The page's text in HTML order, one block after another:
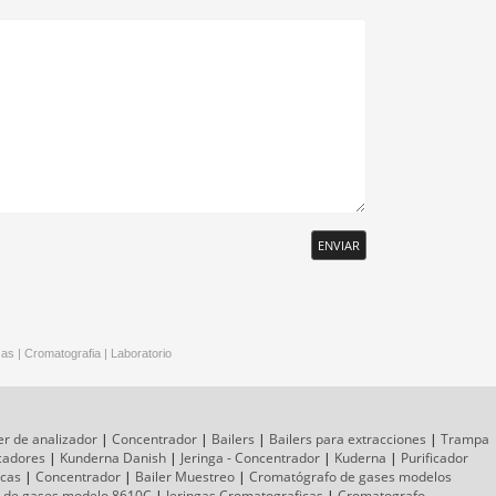
ENVIAR
Cromatografia Laboratorio
de analizador| Concentrador| Bailers | Bailers para extracciones | Trampa
| Kunderna Danish | Jeringa - Concentrador | Kuderna | Purificador
| Concentrador | Bailer Muestreo | Cromatógrafode gases modelos